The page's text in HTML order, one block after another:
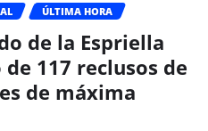
ÚLTIMA HORA
de la Espriella
117 reclusos de
de máxima